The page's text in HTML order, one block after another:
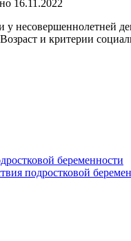
16.11.2022
несовершеннолетней
и критерии
беременности
подростковой